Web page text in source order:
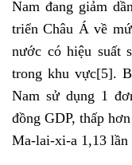
Nam đang giảm
triển Châu Á về
nước có hiệu suất
trong khu vực[5].
Nam sử dụng 1
đồng GDP, thấp
Ma-lai-xi-a 1,13 lần